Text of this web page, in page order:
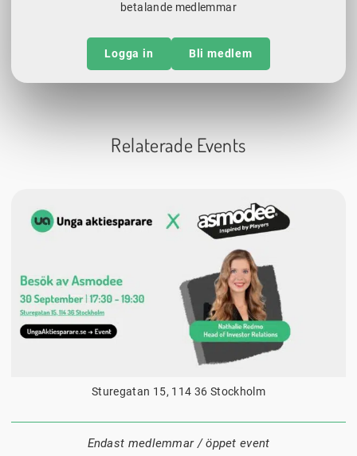
betalande medlemmar
Logga in Bli medlem
Relaterade Events
Datum:
Tid:
Sturegatan 15, 114 36 Stockholm
Endast medlemmar / öppet event